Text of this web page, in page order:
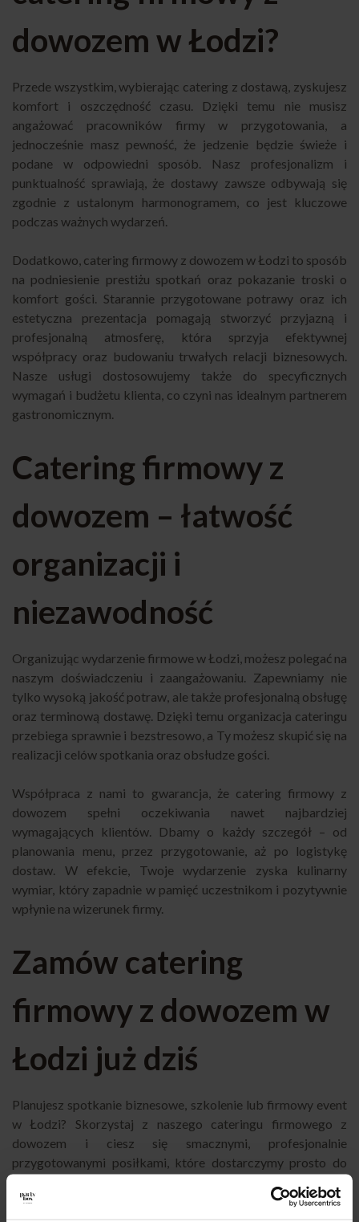
dowozem w Łodzi?
Przede wszystkim, wybierając catering z dostawą, zyskujesz
komfort i oszczędność czasu. Dzięki temu nie musisz
angażować pracowników firmy w przygotowania, a
jednocześnie masz pewność, że jedzenie będzie świeże i
podane w odpowiedni sposób. Nasz profesjonalizm i
punktualność sprawiają, że dostawy zawsze odbywają się
zgodnie z ustalonym harmonogramem, co jest kluczowe
podczas ważnych wydarzeń.
Dodatkowo, catering firmowy z dowozem w Łodzi to sposób
na podniesienie prestiżu spotkań oraz pokazanie troski o
komfort gości. Starannie przygotowane potrawy oraz ich
estetyczna prezentacja pomagają stworzyć przyjazną i
profesjonalną atmosferę, która sprzyja efektywnej
współpracy oraz budowaniu trwałych relacji biznesowych.
Nasze usługi dostosowujemy także do specyficznych
wymagań i budżetu klienta, co czyni nas idealnym partnerem
gastronomicznym.
Catering firmowy z
dowozem – łatwość
organizacji i
niezawodność
Organizując wydarzenie firmowe w Łodzi, możesz polegać na
naszym doświadczeniu i zaangażowaniu. Zapewniamy nie
tylko wysoką jakość potraw, ale także profesjonalną obsługę
oraz terminową dostawę. Dzięki temu organizacja cateringu
przebiega sprawnie i bezstresowo, a Ty możesz skupić się na
realizacji celów spotkania oraz obsłudze gości.
Współpraca z nami to gwarancja, że catering firmowy z
dowozem spełni oczekiwania nawet najbardziej
wymagających klientów. Dbamy o każdy szczegół – od
planowania menu, przez przygotowanie, aż po logistykę
dostaw. W efekcie, Twoje wydarzenie zyska kulinarny
wymiar, który zapadnie w pamięć uczestnikom i pozytywnie
wpłynie na wizerunek firmy.
Zamów catering
firmowy z dowozem w
Łodzi już dziś
Planujesz spotkanie biznesowe, szkolenie lub firmowy event
w Łodzi? Skorzystaj z naszego cateringu firmowego z
dowozem i ciesz się smacznymi, profesjonalnie
przygotowanymi posiłkami, które dostarczymy prosto do
się z nami, aby omówić szczegóły i wybrać menu idealnie